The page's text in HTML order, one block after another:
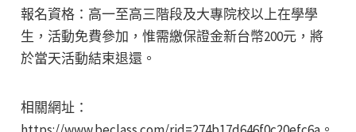
報名資格：高一至高三階段及大專院校以上在學學
生，活動免費參加，惟需繳保證金新台幣200元，將
於當天活動結束退還。
相關網址：